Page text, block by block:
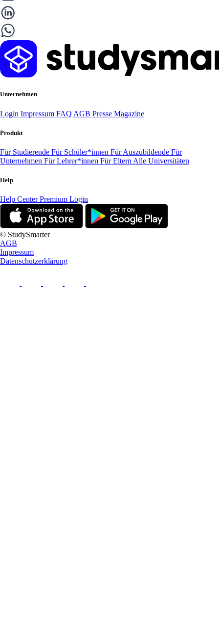
Unternehmen
Login Impressum FAQ AGB Presse Magazine
Produkt
Für Studierende Für Schüler*innen Für Auszubildende Für
Unternehmen Für Lehrer*innen Für Eltern Alle Universitäten
Help
Help CenterPremium Login
© StudySmarter
AGB
Impressum
Datenschutzerklärung